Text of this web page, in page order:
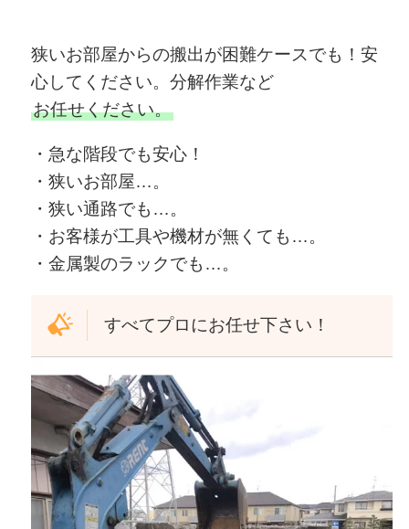
狭いお部屋からの搬出が困難ケースでも！安
心してください。分解作業など
お任せください。
・急な階段でも安心！
・狭いお部屋…。
・狭い通路でも…。
・お客様が工具や機材が無くても…。
・金属製のラックでも…。
すべてプロにお任せ下さい！